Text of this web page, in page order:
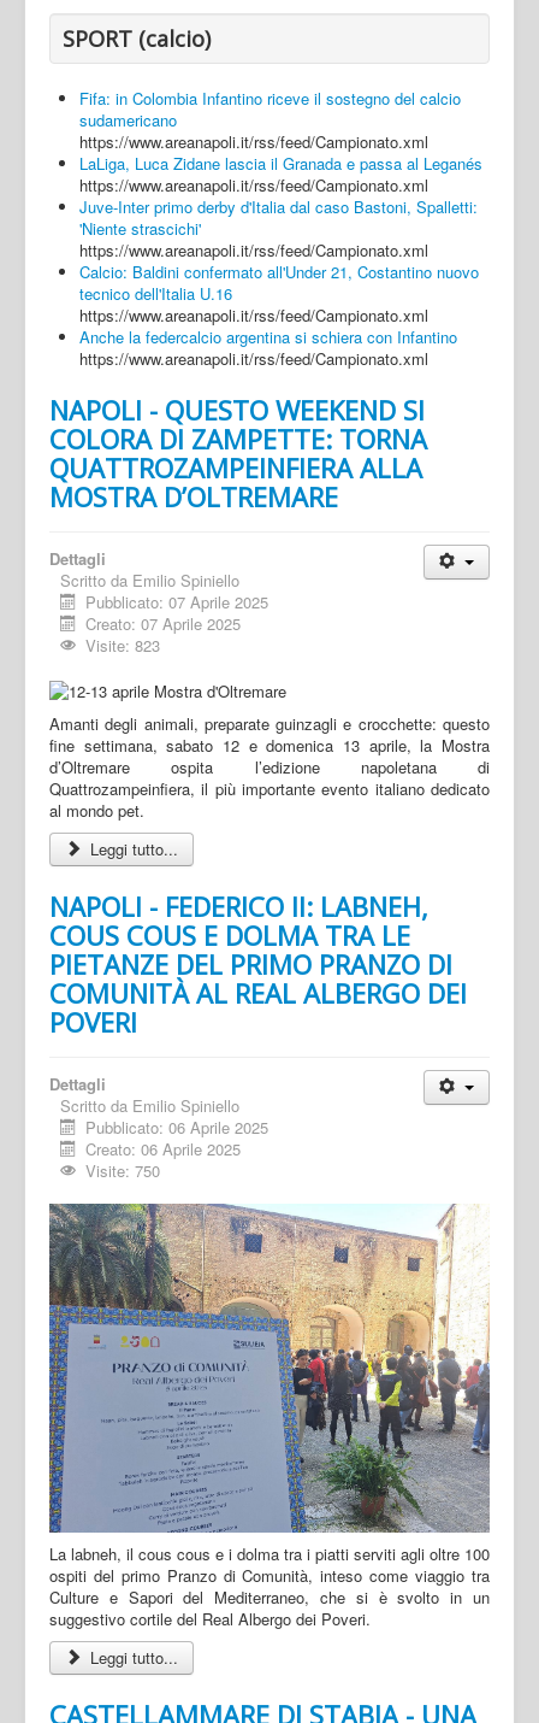
SPORT (calcio)
Fifa: in Colombia Infantino riceve il sostegno del calcio
sudamericano
https://www.areanapoli.it/rss/feed/Campionato.xml
LaLiga, Luca Zidane lascia il Granada e passa al Leganés
https://www.areanapoli.it/rss/feed/Campionato.xml
Juve-Inter primo derby d'Italia dal caso Bastoni, Spalletti:
'Niente strascichi'
https://www.areanapoli.it/rss/feed/Campionato.xml
Calcio: Baldini confermato all'Under 21, Costantino nuovo
tecnico dell'Italia U.16
https://www.areanapoli.it/rss/feed/Campionato.xml
Anche la federcalcio argentina si schiera con Infantino
https://www.areanapoli.it/rss/feed/Campionato.xml
NAPOLI - QUESTO WEEKEND SI
COLORA DI ZAMPETTE: TORNA
QUATTROZAMPEINFIERA ALLA
MOSTRA D’OLTREMARE
Dettagli
Scritto da Emilio Spiniello
Pubblicato: 07 Aprile 2025
Creato: 07 Aprile 2025
Visite: 823
Amanti degli animali, preparate guinzagli e crocchette: questo
fine settimana, sabato 12 e domenica 13 aprile, la Mostra
d’Oltremare ospita l’edizione napoletana di
Quattrozampeinfiera, il più importante evento italiano dedicato
al mondo pet.
Leggi tutto...
NAPOLI - FEDERICO II: LABNEH,
COUS COUS E DOLMA TRA LE
PIETANZE DEL PRIMO PRANZO DI
COMUNITÀ AL REAL ALBERGO DEI
POVERI
Dettagli
Scritto da Emilio Spiniello
Pubblicato: 06 Aprile 2025
Creato: 06 Aprile 2025
Visite: 750
La labneh, il cous cous e i dolma tra i piatti serviti agli oltre 100
ospiti del primo Pranzo di Comunità, inteso come viaggio tra
Culture e Sapori del Mediterraneo, che si è svolto in un
suggestivo cortile del Real Albergo dei Poveri.
Leggi tutto...
CASTELLAMMARE DI STABIA - UNA